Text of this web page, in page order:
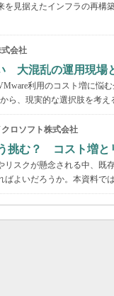
見据えたインフラの再構
会社
大混乱の運用現場
利用のコスト増に悩
ら、現実的な選択肢を考え
ロソフト株式会社
挑む？ コスト増と
スクが懸念される中、既
よいだろうか。本資料で